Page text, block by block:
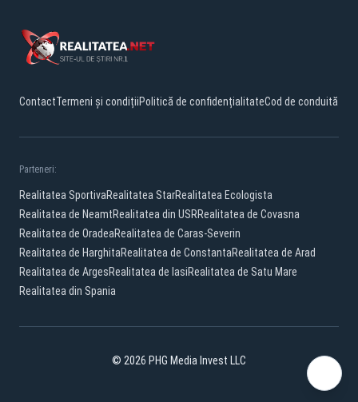
ContactTermeni și condițiiPolitică de confidențialitateCod de conduită
Parteneri:
Realitatea SportivaRealitatea StarRealitatea Ecologista
Realitatea de NeamtRealitatea din USRRealitatea de Covasna
Realitatea de OradeaRealitatea de Caras-Severin
Realitatea de HarghitaRealitatea de ConstantaRealitatea de Arad
Realitatea de ArgesRealitatea de IasiRealitatea de Satu Mare
Realitatea din Spania
© 2026 PHG Media Invest LLC